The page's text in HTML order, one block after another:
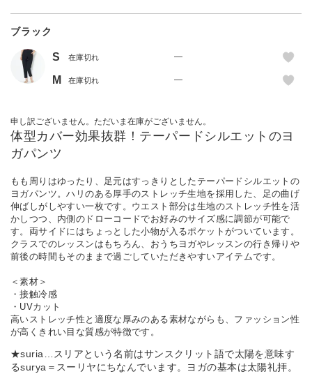
ブラック
S 在庫切れ —
M 在庫切れ —
申し訳ございません。ただいま在庫がございません。
体型カバー効果抜群！テーパードシルエットのヨ
ガパンツ
もも周りはゆったり、足元はすっきりとしたテーパードシルエットの
ヨガパンツ。ハリのある厚手のストレッチ生地を採用した、足の曲げ
伸ばしがしやすい一枚です。ウエスト部分は生地のストレッチ性を活
かしつつ、内側のドローコードでお好みのサイズ感に調節が可能で
す。両サイドにはちょっとした小物が入るポケットがついています。
クラスでのレッスンはもちろん、おうちヨガやレッスンの行き帰りや
前後の時間もそのままで過ごしていただきやすいアイテムです。
＜素材＞
・接触冷感
・UVカット
高いストレッチ性と適度な厚みのある素材ながらも、ファッション性
が高くきれい目な質感が特徴です。
★suria…スリアという名前はサンスクリット語で太陽を意味す
るsurya＝スーリヤにちなんでいます。ヨガの基本は太陽礼拝。